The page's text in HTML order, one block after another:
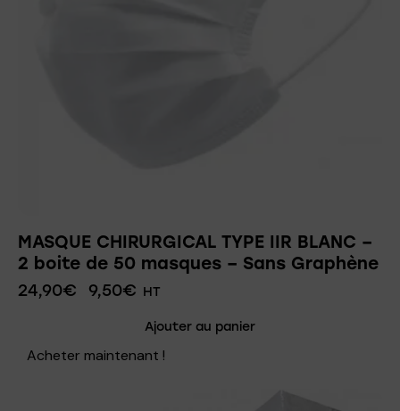
MASQUE CHIRURGICAL TYPE IIR BLANC –
2 boite de 50 masques – Sans Graphène
24,90€ 9,50€ HT
Ajouter au panier
Acheter maintenant !